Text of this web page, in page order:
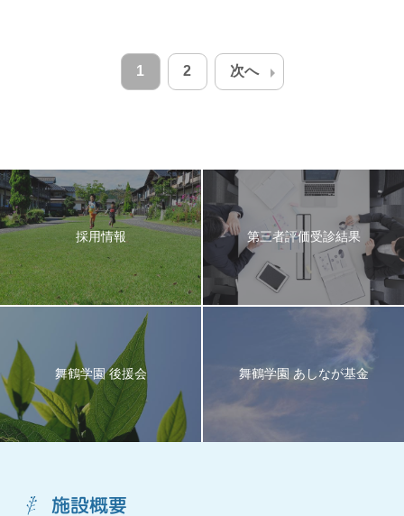
ー
シ
ョ
ン
1 2 次へ arrow_right
施設概要
採用情報 第三者評価受診結果
舞鶴学園 後援会 舞鶴学園 あしなが基金